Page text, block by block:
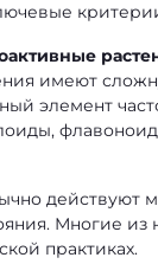
имеют
элемент
действуют
Многие
практиках.